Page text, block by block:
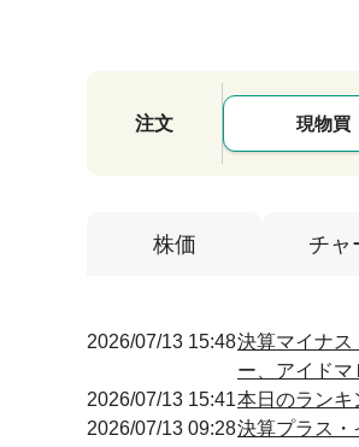
注文 現物買
株価 チャ
2026/07/13 15:48決算マイナ
ー、アイド
2026/07/13 15:41本日のランキ
2026/07/13 09:28決算プラス